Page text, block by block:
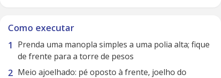
Como executar
Prenda uma manopla simples a uma polia alta; fique
de frente para a torre de pesos
Meio ajoelhado: pé oposto à frente, joelho do